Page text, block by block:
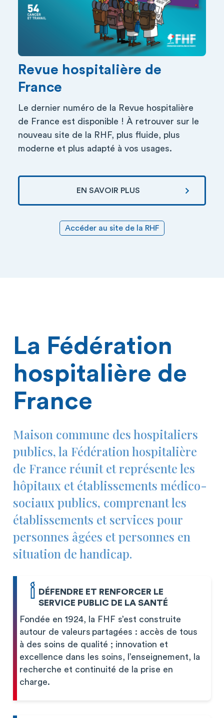
Revue hospitalière de
France
Le dernier numéro de la Revue hospitalière
de France est disponible ! À retrouver sur le
nouveau site de la RHF, plus fluide, plus
moderne et plus adapté à vos usages.
EN SAVOIR PLUS
Accéder au site de la RHF
La Fédération
hospitalière de
France
Maison commune des hospitaliers
publics, la Fédération hospitalière
de France réunit et représente les
hôpitaux et établissements médico-
sociaux publics, comprenant les
établissements et services pour
personnes âgées et personnes en
situation de handicap.
DÉFENDRE ET RENFORCER LE
SERVICE PUBLIC DE LA SANTÉ
Fondée en 1924, la FHF s’est construite
autour de valeurs partagées : accès de tous
à des soins de qualité ; innovation et
excellence dans les soins, l’enseignement, la
recherche et continuité de la prise en
charge.